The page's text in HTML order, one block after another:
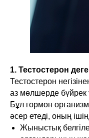
1. Тестостерон
Тестостерон
аз мөлшерде бүйрек
Бұл гормон
әсер етеді, оның
Жыныстық